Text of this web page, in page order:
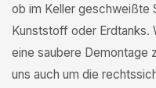
ob im Keller geschweißte
Kunststoff oder Erdtanks.
eine saubere Demontage
uns auch um die